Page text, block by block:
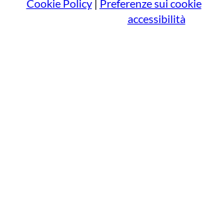
Cookie Policy| Preferenze sui cookie|
accessibilità